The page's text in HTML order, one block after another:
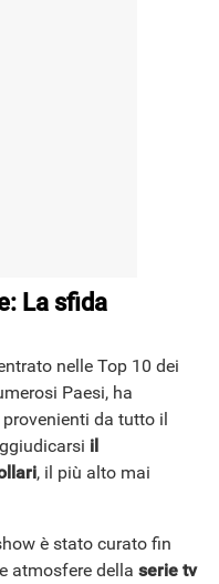
La sfida
nelle Top 10 dei
Paesi, ha
da tutto il
il
, il più alto mai
è stato curato fin
atmosfere della serie tv